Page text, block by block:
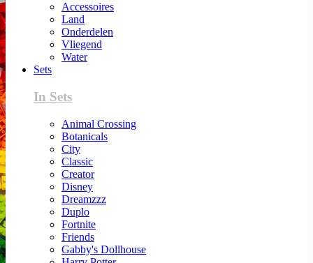
Accessoires
Land
Onderdelen
Vliegend
Water
Sets
In Sets
Animal Crossing
Botanicals
City
Classic
Creator
Disney
Dreamzzz
Duplo
Fortnite
Friends
Gabby's Dollhouse